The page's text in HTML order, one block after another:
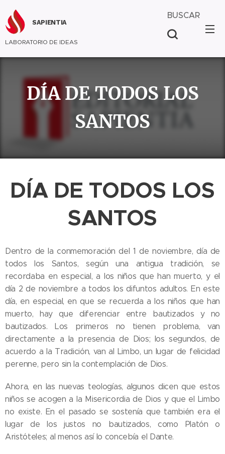
SAPIENTIA
LABORATORIO DE IDEAS
BUSCAR
DÍA DE TODOS LOS
SANTOS
DÍA DE TODOS LOS
SANTOS
Dentro de la conmemoración del 1 de noviembre, día de
todos los Santos, según una antigua tradición, se
recordaba en especial, a los niños que han muerto, y el
día 2 de noviembre a todos los difuntos adultos. En este
día, en especial, en que se recuerda a los niños que han
muerto, hay que diferenciar entre bautizados y no
bautizados. Los primeros no tienen problema, van
directamente a la presencia de Dios; los segundos, de
acuerdo a la Tradición, van al Limbo, un lugar de felicidad
perenne, pero sin la contemplación de Dios.
Ahora, en las nuevas teologías, algunos dicen que estos
niños se acogen a la Misericordia de Dios y que el Limbo
no existe. En el pasado se sostenía que también era el
lugar de los justos no bautizados, como Platón o
Aristóteles; al menos así lo concebía el Dante.